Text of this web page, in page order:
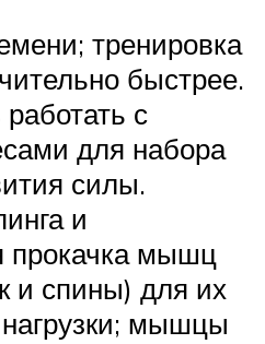
тренировка
быстрее.
с
для набора
силы.
и
прокачка мышц
и спины) для их
мышцы